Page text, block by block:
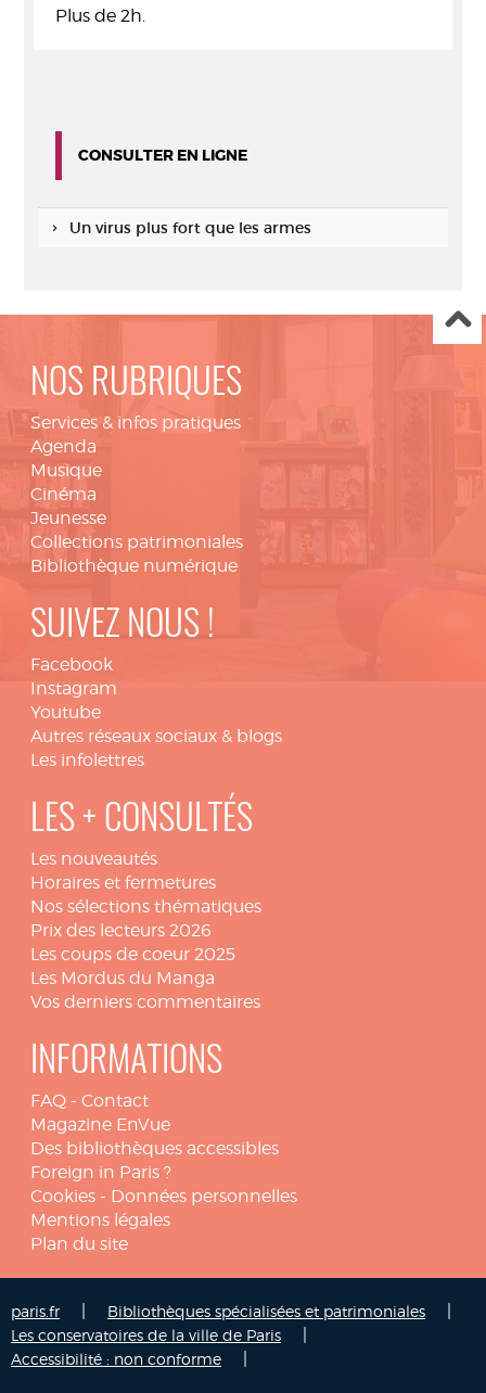
Plus de 2h.
CONSULTER EN LIGNE
Un virus plus fort que les armes
NOS RUBRIQUES
Services & infos pratiques
Agenda
Musique
Cinéma
Jeunesse
Collections patrimoniales
Bibliothèque numérique
SUIVEZ NOUS !
Facebook
Instagram
Youtube
Autres réseaux sociaux & blogs
Les infolettres
LES + CONSULTÉS
Les nouveautés
Horaires et fermetures
Nos sélections thématiques
Prix des lecteurs 2026
Les coups de coeur 2025
Les Mordus du Manga
Vos derniers commentaires
INFORMATIONS
FAQ - Contact
Magazine EnVue
Des bibliothèques accessibles
Foreign in Paris ?
Cookies - Données personnelles
Mentions légales
Plan du site
paris.fr Bibliothèques spécialisées et patrimoniales
Les conservatoires de la ville de Paris
Accessibilité : non conforme